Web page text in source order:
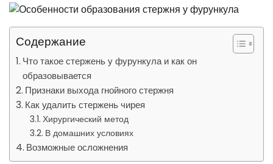
Содержание
Что такое стержень у фурункула и как он
образовывается
Признаки выхода гнойного стержня
Как удалить стержень чирея
Хирургический метод
В домашних условиях
Возможные осложнения